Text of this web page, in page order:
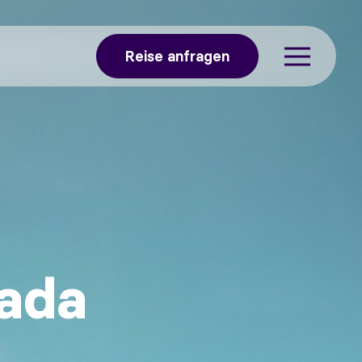
Reise anfragen